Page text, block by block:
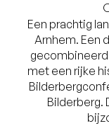
Een prachtig
Arnhem. Een
met een rijke
Bilderberg.